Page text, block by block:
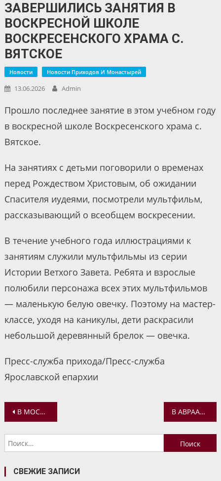
ЗАВЕРШИЛИСЬ ЗАНЯТИЯ В
ВОСКРЕСНОЙ ШКОЛЕ
ВОСКРЕСЕНСКОГО ХРАМА С.
ВЯТСКОЕ
Новости Новости Приходов И Монастырей
13.06.2026 Admin
Прошло последнее занятие в этом учебном году
в воскресной школе Воскресенского храма с.
Вятское.
На занятиях с детьми поговорили о временах
перед Рождеством Христовым, об ожидании
Спасителя иудеями, посмотрели мультфильм,
рассказывающий о всеобщем воскресении.
В течение учебного года иллюстрациями к
занятиям служили мультфильмы из серии
Истории Ветхого Завета. Ребята и взрослые
полюбили персонажа всех этих мультфильмов
— маленькую белую овечку. Поэтому на мастер-
классе, уходя на каникулы, дети раскрасили
небольшой деревянный брелок — овечка.
Пресс-служба прихода/Пресс-служба
Ярославской епархии
Навигация
по
записям
В МОСКВЕ ПРОШЕЛ БЛАГОТВОРИТЕЛЬНЫЙ КОНЦЕРТ В ПОДДЕРЖКУ ПАТРИАРШЕЙ ГУМАНИТАРНОЙ МИССИИ В АВРААМИЕВОМ МОНАСТЫРЕ ПОСАДИЛИ САЖЕНЦЫ КЕДРОВ
Найти:
СВЕЖИЕ ЗАПИСИ